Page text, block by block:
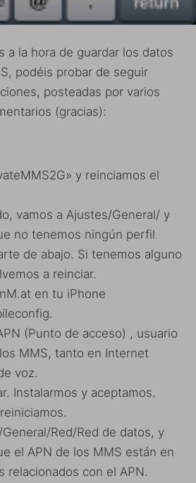
a la hora de guardar los datos
podéis probar de seguir
posteadas por varios
(gracias):
y reinciamos el
vamos a Ajustes/General/ y
no tenemos ningún perfil
de abajo. Si tenemos alguno
a reinciar.
en tu iPhone
(Punto de acceso) , usuario
MMS, tanto en Internet
voz.
Instalarmos y aceptamos.
Red/Red de datos, y
el APN de los MMS están en
relacionados con el APN.